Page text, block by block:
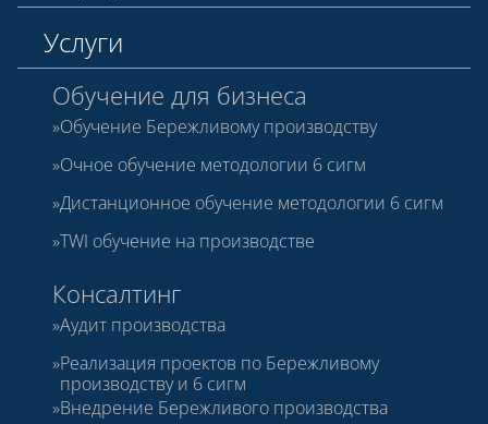
Услуги
Обучение для бизнеса
Обучение Бережливому производству
Очное обучение методологии 6 сигм
Дистанционное обучение методологии 6 сигм
TWI обучение на производстве
Консалтинг
Аудит производства
Реализация проектов по Бережливому
производству и 6 сигм
Внедрение Бережливого производства